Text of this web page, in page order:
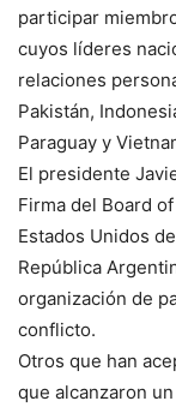
participar
cuyos líderes
relaciones
Pakistán,
Paraguay y
El presidente
Firma del Board
Estados Unidos
República
organización de
conflicto.
Otros que han
que alcanzaron